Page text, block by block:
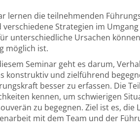
lernen die teilnehmenden
Strategien im
unterschiedliche Ursachen
möglich ist.
Seminar geht es darum,
konstruktiv und zielführend
besser zu erfassen. Die
kennen, um schwierigen
zu begegnen. Ziel ist es,
mit dem Team und der